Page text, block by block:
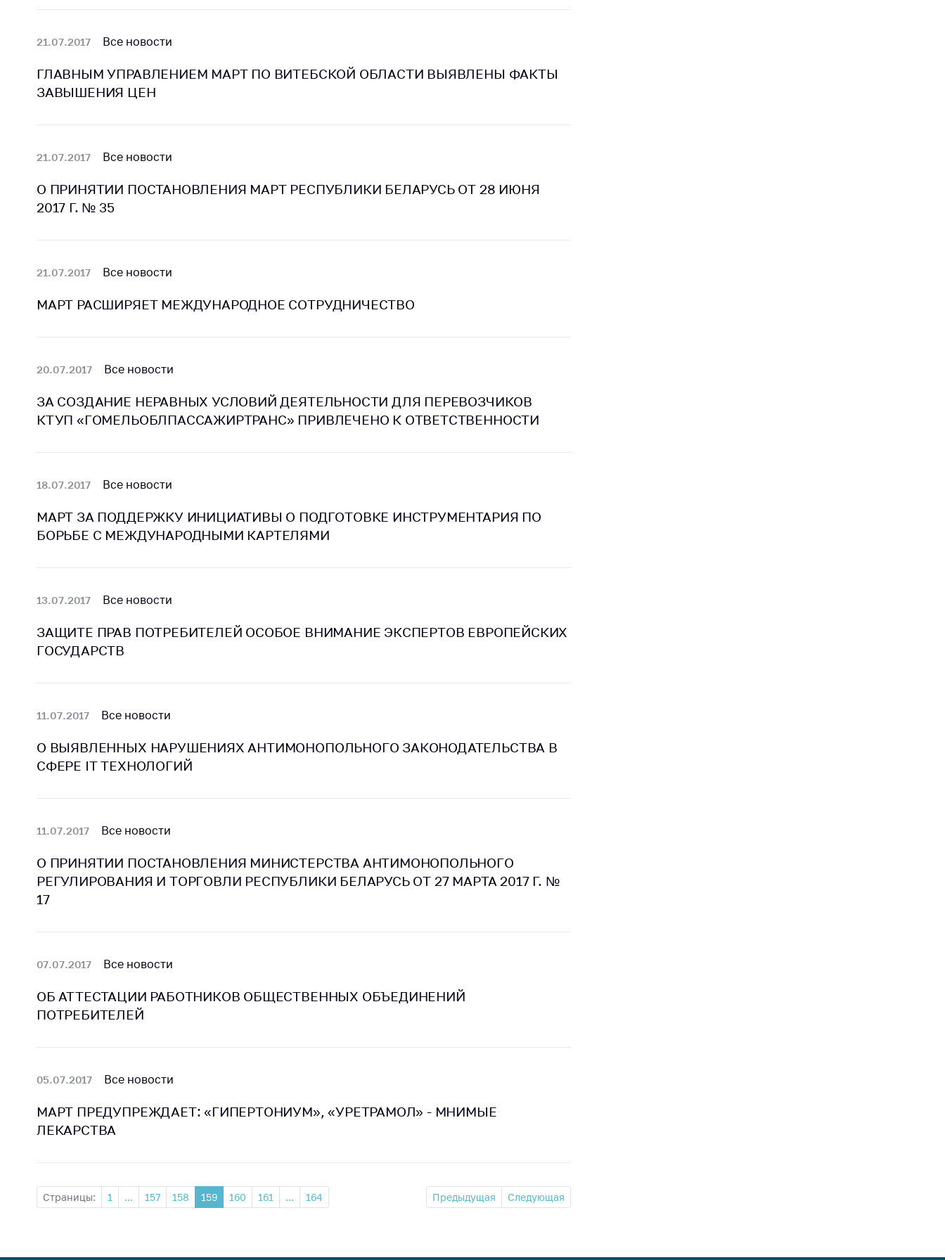
21.07.2017 Все новости
ГЛАВНЫМ УПРАВЛЕНИЕМ МАРТ ПО ВИТЕБСКОЙ ОБЛАСТИ ВЫЯВЛЕНЫ ФАКТЫ
ЗАВЫШЕНИЯ ЦЕН
21.07.2017 Все новости
О ПРИНЯТИИ ПОСТАНОВЛЕНИЯ МАРТ РЕСПУБЛИКИ БЕЛАРУСЬ ОТ 28 ИЮНЯ
2017 Г. № 35
21.07.2017 Все новости
МАРТ РАСШИРЯЕТ МЕЖДУНАРОДНОЕ СОТРУДНИЧЕСТВО
20.07.2017 Все новости
ЗА СОЗДАНИЕ НЕРАВНЫХ УСЛОВИЙ ДЕЯТЕЛЬНОСТИ ДЛЯ ПЕРЕВОЗЧИКОВ
КТУП «ГОМЕЛЬОБЛПАССАЖИРТРАНС» ПРИВЛЕЧЕНО К ОТВЕТСТВЕННОСТИ
18.07.2017 Все новости
МАРТ ЗА ПОДДЕРЖКУ ИНИЦИАТИВЫ О ПОДГОТОВКЕ ИНСТРУМЕНТАРИЯ ПО
БОРЬБЕ С МЕЖДУНАРОДНЫМИ КАРТЕЛЯМИ
13.07.2017 Все новости
ЗАЩИТЕ ПРАВ ПОТРЕБИТЕЛЕЙ ОСОБОЕ ВНИМАНИЕ ЭКСПЕРТОВ ЕВРОПЕЙСКИХ
ГОСУДАРСТВ
11.07.2017 Все новости
О ВЫЯВЛЕННЫХ НАРУШЕНИЯХ АНТИМОНОПОЛЬНОГО ЗАКОНОДАТЕЛЬСТВА В
СФЕРЕ IT ТЕХНОЛОГИЙ
11.07.2017 Все новости
О ПРИНЯТИИ ПОСТАНОВЛЕНИЯ МИНИСТЕРСТВА АНТИМОНОПОЛЬНОГО
РЕГУЛИРОВАНИЯ И ТОРГОВЛИ РЕСПУБЛИКИ БЕЛАРУСЬ ОТ 27 МАРТА 2017 Г. №
17
07.07.2017 Все новости
ОБ АТТЕСТАЦИИ РАБОТНИКОВ ОБЩЕСТВЕННЫХ ОБЪЕДИНЕНИЙ
ПОТРЕБИТЕЛЕЙ
05.07.2017 Все новости
МАРТ ПРЕДУПРЕЖДАЕТ: «ГИПЕРТОНИУМ», «УРЕТРАМОЛ» - МНИМЫЕ
ЛЕКАРСТВА
Страницы: 1 ... 157 158 159 160 161 ... 164 Предыдущая Следующая